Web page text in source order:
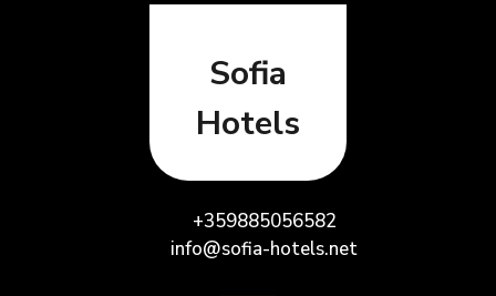
Sofia
Hotels
+359885056582
info@sofia-hotels.net